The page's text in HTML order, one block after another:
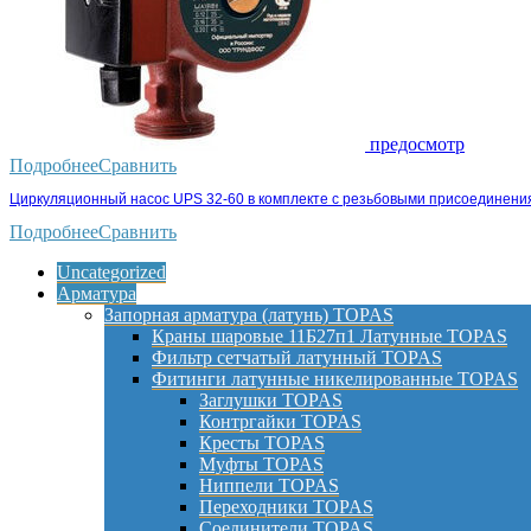
предосмотр
ПодробнееСравнить
Циркуляционный насос UPS 32-60 в комплекте с резьбовыми
ПодробнееСравнить
Uncategorized
Арматура
Запорная арматура (латунь) TOPAS
Краны шаровые 11Б27п1 Латунные TOPAS
Фильтр сетчатый латунный TOPAS
Фитинги латунные никелированные TOPAS
Заглушки TOPAS
Контргайки TOPAS
Кресты TOPAS
Муфты TOPAS
Ниппели TOPAS
Переходники TOPAS